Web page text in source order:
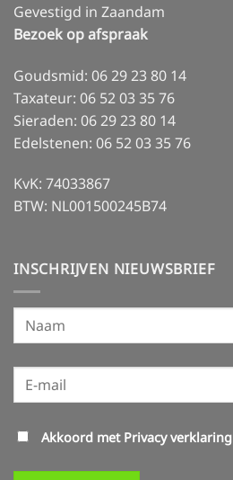
het
is
echt!
Gevestigd in Zaandam
Bezoek op afspraak
Goudsmid: 06 29 23 80 14
Taxateur: 06 52 03 35 76
Sieraden: 06 29 23 80 14
Edelstenen: 06 52 03 35 76
KvK: 74033867
BTW: NL001500245B74
INSCHRIJVEN NIEUWSBRIEF
Akkoord met Privacy verklaring